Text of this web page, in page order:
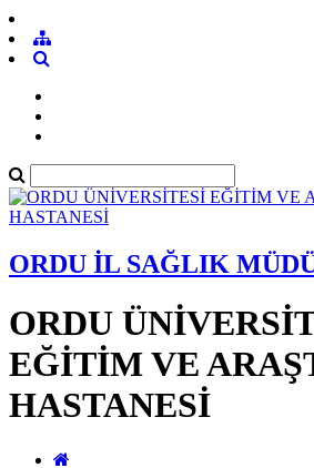
ORDU İL SAĞLIK
ORDU
EĞİTİM VE
HASTANESİ